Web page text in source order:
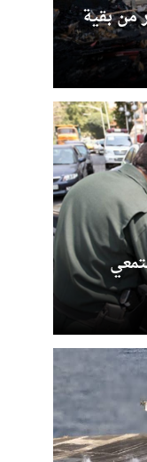
من بقية